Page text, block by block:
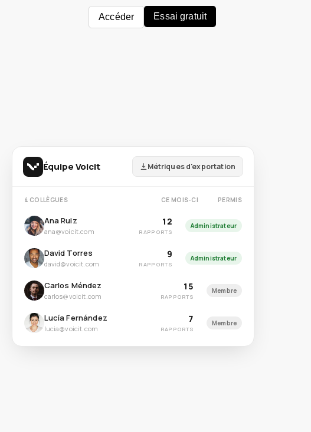
Accéder Essai gratuit
Équipe Voicit Métriques d'exportation
4 COLLÈGUES CE MOIS-CI PERMIS
Ana Ruiz
ana@voicit.com
12
RAPPORTS
Administrateur
David Torres
david@voicit.com
9
RAPPORTS
Administrateur
Carlos Méndez
carlos@voicit.com
15
RAPPORTS
Membre
Lucía Fernández
lucia@voicit.com
7
RAPPORTS
Membre